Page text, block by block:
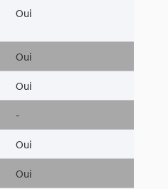
Oui
Oui
Oui
-
Oui
Oui